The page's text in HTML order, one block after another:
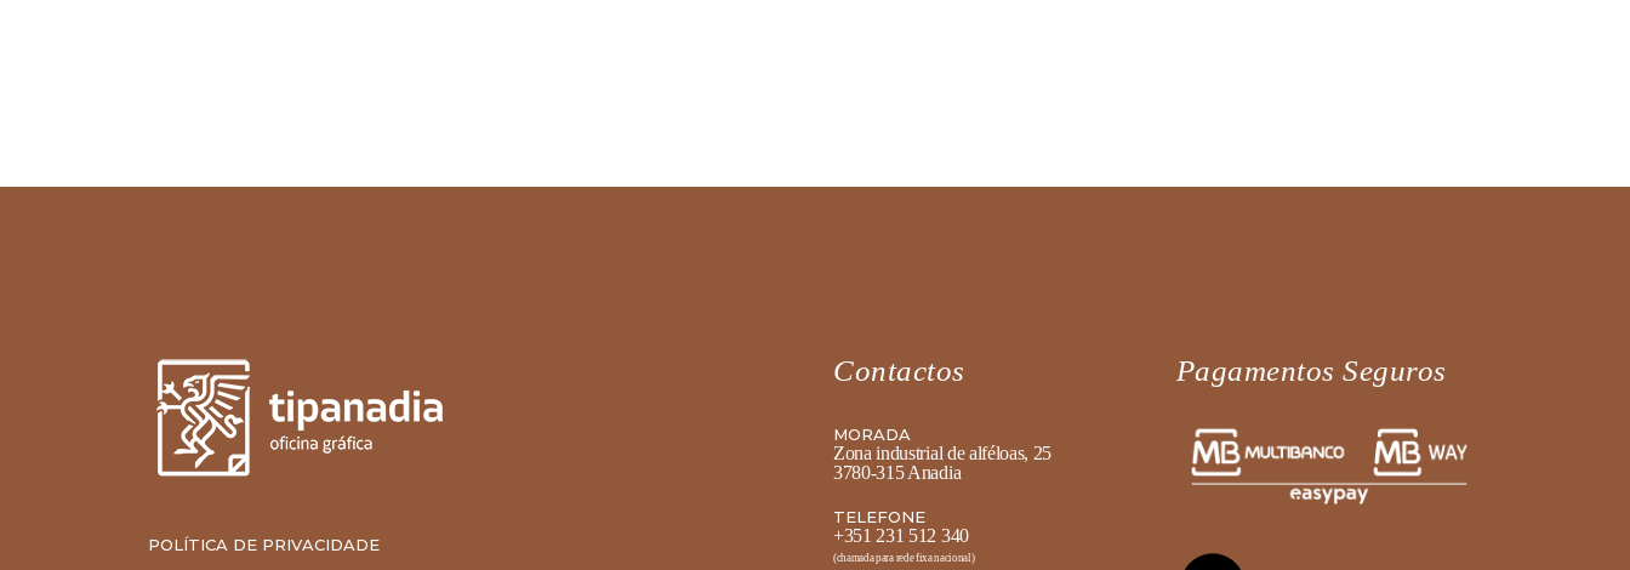
POLÍTICA DE PRIVACIDADE
Contactos
MORADA
Zona industrial de alféloas, 25
3780-315 Anadia
TELEFONE
+351 231 512 340
(chamada para rede fixa nacional)
Pagamentos Seguros